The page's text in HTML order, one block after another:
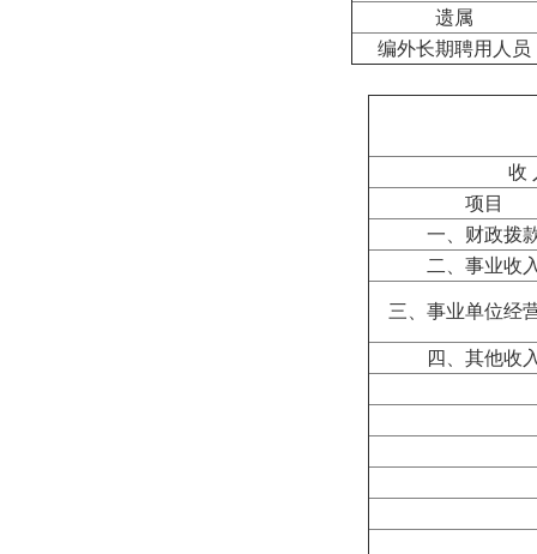
遗属
编外长期聘用人员
收
项目
一、财政拨
二、事业收
三、事业单位经
四、其他收